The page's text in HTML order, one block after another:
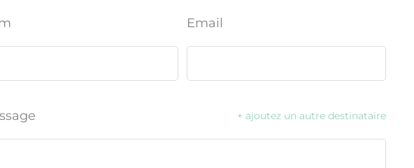
Email
+ ajoutez un autre destinataire